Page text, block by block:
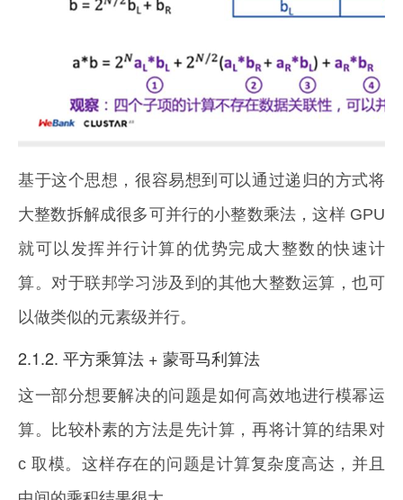
基于这个思想，很容易想到可以通过递归的方式将
大整数拆解成很多可并行的小整数乘法，这样 GPU
就可以发挥并行计算的优势完成大整数的快速计
算。对于联邦学习涉及到的其他大整数运算，也可
以做类似的元素级并行。
2.1.2. 平方乘算法 + 蒙哥马利算法
这一部分想要解决的问题是如何高效地进行模幂运
算。比较朴素的方法是先计算，再将计算的结果对
c 取模。这样存在的问题是计算复杂度高达，并且